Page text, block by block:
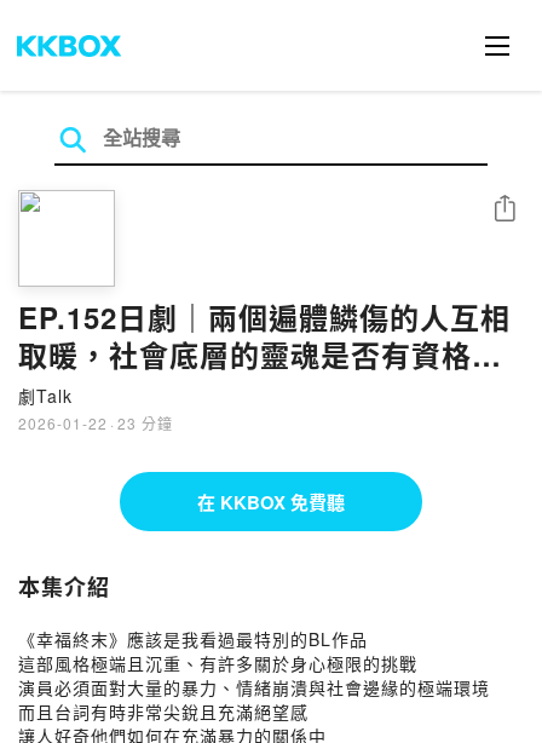
EP.152日劇｜兩個遍體鱗傷的人互相
取暖，社會底層的靈魂是否有資格擁
有《幸福終末》？
劇Talk
2026-01-22 · 23 分鐘
分享
在 KKBOX 免費聽
本集介紹
《幸福終末》應該是我看過最特別的BL作品
這部風格極端且沉重、有許多關於身心極限的挑戰
演員必須面對大量的暴力、情緒崩潰與社會邊緣的極端環境
而且台詞有時非常尖銳且充滿絕望感
讓人好奇他們如何在充滿暴力的關係中